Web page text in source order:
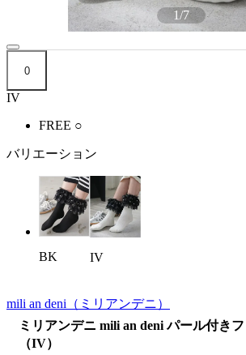
1/7
0
IV
FREE ○
バリエーション
BK IV
mili an deni （ミリアンデニ）
ミリアンデニ mili an deni パール付き
（IV）